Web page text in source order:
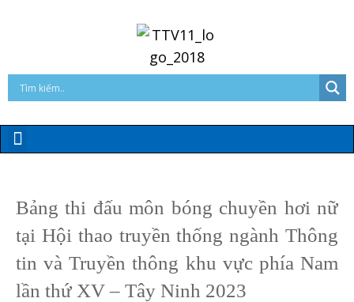
Bảng thi đấu môn bóng chuyền hơi nữ
tại Hội thao truyền thống ngành Thông
tin và Truyền thông khu vực phía Nam
lần thứ XV – Tây Ninh 2023